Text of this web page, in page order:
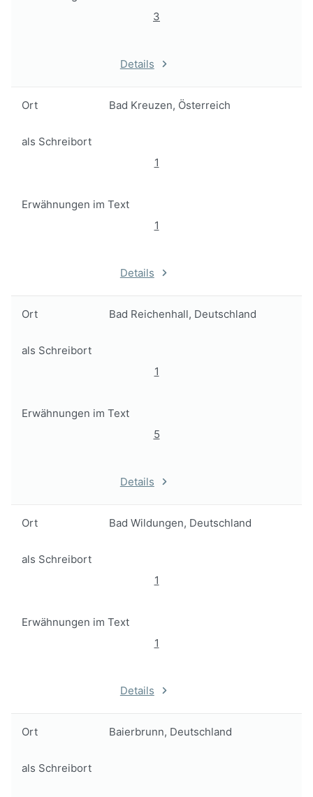
3
Details
Ort Bad Kreuzen, Österreich
als Schreibort
1
Erwähnungen im Text
1
Details
Ort Bad Reichenhall, Deutschland
als Schreibort
1
Erwähnungen im Text
5
Details
Ort Bad Wildungen, Deutschland
als Schreibort
1
Erwähnungen im Text
1
Details
Ort Baierbrunn, Deutschland
als Schreibort